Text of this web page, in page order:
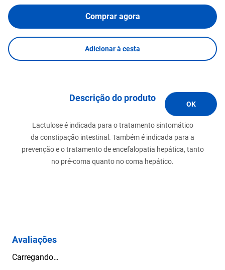
Comprar agora
Adicionar à cesta
Descrição do produto
Lactulose é indicada para o tratamento sintomático
da constipação intestinal. Também é indicada para a
prevenção e o tratamento de encefalopatia hepática, tanto
no pré-coma quanto no coma hepático.
Avaliações
Carregando…